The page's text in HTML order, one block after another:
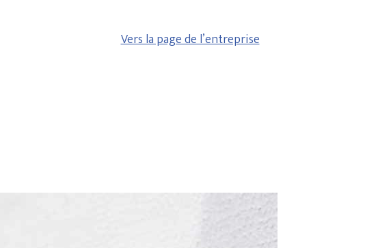
Vers la page de l’entreprise